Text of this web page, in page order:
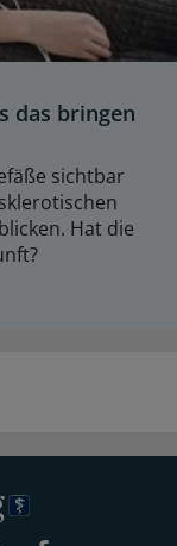
das bringen
sichtbar
Hat die